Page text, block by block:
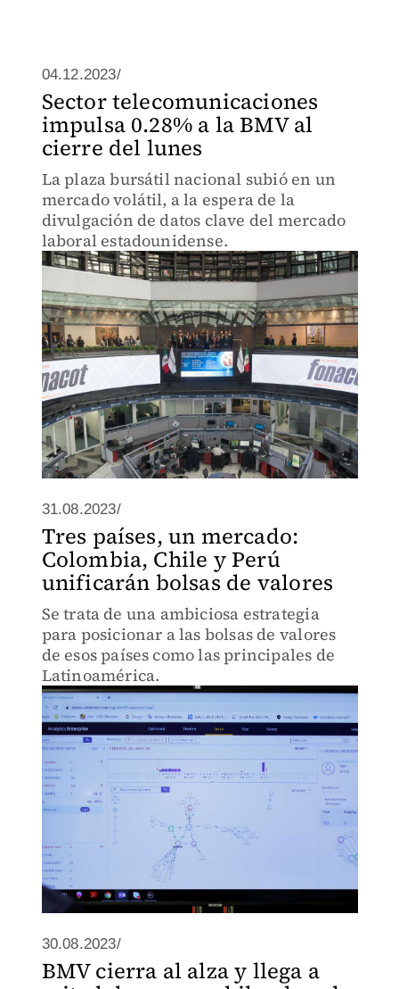
04.12.2023/
Sector telecomunicaciones
impulsa 0.28% a la BMV al
cierre del lunes
La plaza bursátil nacional subió en un
mercado volátil, a la espera de la
divulgación de datos clave del mercado
laboral estadounidense.
31.08.2023/
Tres países, un mercado:
Colombia, Chile y Perú
unificarán bolsas de valores
Se trata de una ambiciosa estrategia
para posicionar a las bolsas de valores
de esos países como las principales de
Latinoamérica.
30.08.2023/
BMV cierra al alza y llega a